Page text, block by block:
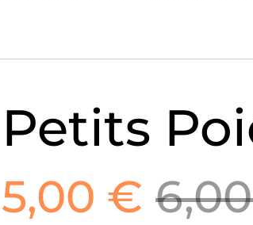
Petits
5,00 €